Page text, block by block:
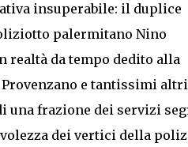
insuperabile: il duplice
palermitano Nino
realtà da tempo dedito alla
e tantissimi
una frazione dei servizi
dei vertici della